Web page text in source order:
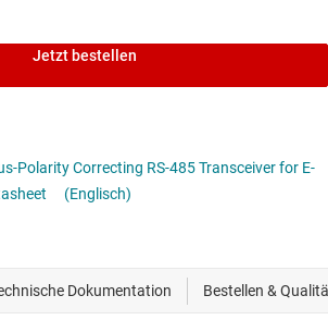
Jetzt bestellen
Polarity Correcting RS-485 Transceiver for E-
(Englisch)